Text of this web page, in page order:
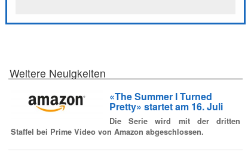
Weitere Neuigkeiten
«The Summer I Turned
Pretty» startet am 16. Juli
Die Serie wird mit der dritten
Staffel bei Prime Video von Amazon abgeschlossen.